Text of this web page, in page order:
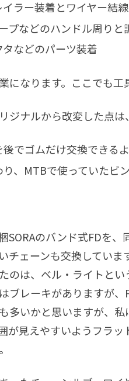
ラー装着とワイヤー結線
プなどのハンドル周りと
などのパーツ装着
になります。ここでも工
ジナルから改変した点は、
でゴムだけ交換できる
、MTBで使っていたビ
SORAのバンド式FDを
チェーンも交換していま
のは、ベル・ライトとい
ブレーキがありますが、
多いかと思いますが、
が見えやすいようフラ